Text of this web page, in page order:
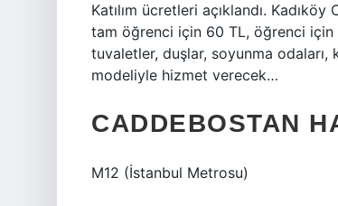
Katılım ücretleri açıklandı.
tam öğrenci için 60 TL, öğrenci için
tuvaletler, duşlar, soyunma
modeliyle hizmet verecek…
CADDEBOSTAN
M12 (İstanbul Metrosu)